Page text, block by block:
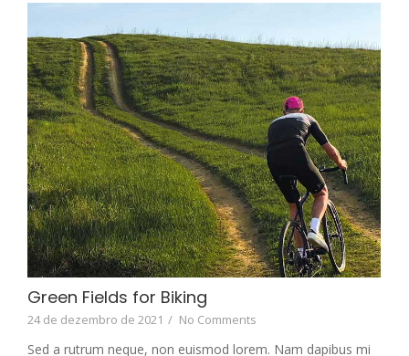
Green Fields for Biking
24 de dezembro de 2021 / No Comments
Sed a rutrum neque, non euismod lorem. Nam dapibus mi